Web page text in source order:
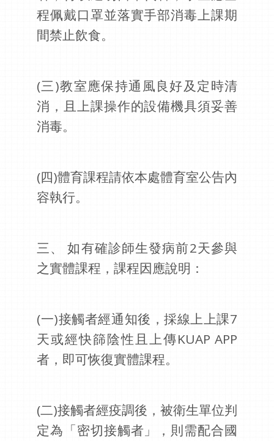
程佩戴口罩並落實手部消毒上課期
間禁止飲食。
(三)教室應保持通風良好及定時清
消，且上課操作的設備機具須妥善
消毒。
(四)體育課程請依本處體育室公告內
容執行。
三、 如有確診師生發病前2天參與
之實體課程，課程因應說明：
(一)接觸者經通知後，採線上上課7
天或經快篩陰性且上傳KUAP APP
者，即可恢復實體課程。
(二)接觸者經疫調後，被衛生單位判
定為「密切接觸者」，則需配合國